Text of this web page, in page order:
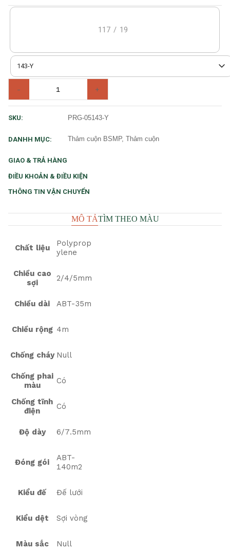
- +
143-Y
SKU: PRG-05143-Y
DANHH MỤC: Thảm cuộn BSMP, Thảm cuộn
GIAO & TRẢ HÀNG
THÔNG TIN VẬN CHUYỂN
ĐIỀU KHOẢN & ĐIỀU KIỆN
117 19
/
MÔ TẢTÌM THEO MÀU
Chất liệu
Polyprop
ylene
Chiều cao
sợi
2/4/5mm
Chiều dài ABT-35m
Chiều rộng 4m
Chống cháy Null
Chống phai
màu
Có
Chống tĩnh
điện
Có
Độ dày 6/7.5mm
Đóng gói
ABT-
140m2
Kiểu đế Đế lưới
Kiểu dệt Sợi vòng
Màu sắc Null